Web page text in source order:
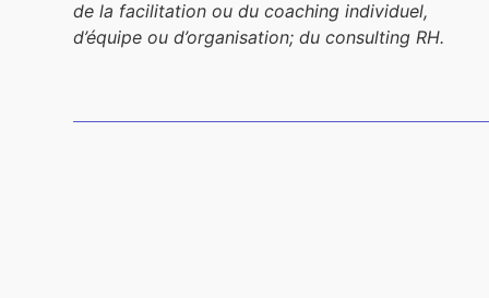
de la facilitation ou du coaching individuel,
d’équipe ou d’organisation; du consulting RH.